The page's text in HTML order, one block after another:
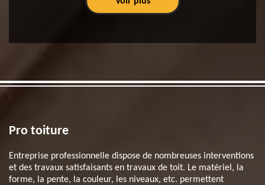
Pro toiture
Entreprise professionnelle dispose de nombreuses interventions
et des travaux satisfaisants en travaux de toit. Le matériel, la
forme, la pente, la couleur, les niveaux, etc. permettent